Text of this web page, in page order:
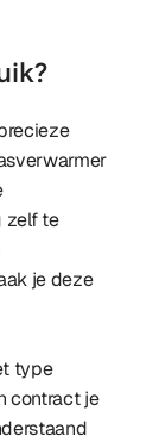
zelf te
je deze
type
contract je